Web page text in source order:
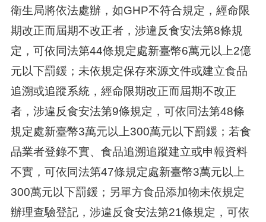
衛生局將依法處辦，如GHP不符合規定，經命限
期改正而屆期不改正者，涉違反食安法第8條規
定，可依同法第44條規定處新臺幣6萬元以上2億
元以下罰鍰；未依規定保存來源文件或建立食品
追溯或追蹤系統，經命限期改正而屆期不改正
者，涉違反食安法第9條規定，可依同法第48條
規定處新臺幣3萬元以上300萬元以下罰鍰；若食
品業者登錄不實、食品追溯追蹤建立或申報資料
不實，可依同法第47條規定處新臺幣3萬元以上
300萬元以下罰鍰；另單方食品添加物未依規定
辦理查驗登記，涉違反食安法第21條規定，可依